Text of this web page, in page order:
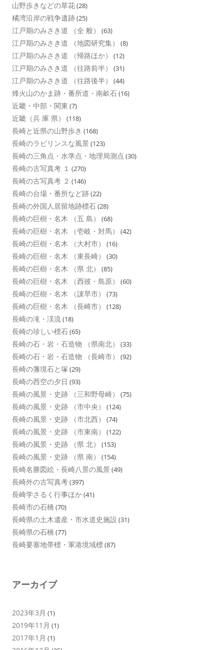
山野歩きなどの草花(28)
橘湾沿岸の戦争遺跡(25)
江戸期のみさき道 （全 般） (63)
江戸期のみさき道 （地図研究集） (8)
江戸期のみさき道 （帰路ほか） (12)
江戸期のみさき道 （往路前半） (31)
江戸期のみさき道 （往路後半） (44)
烽火山のかま跡・番所道・南畝石(16)
近畿・中部・関東 (7)
近畿（兵 庫 県） (118)
長崎と近県の山野歩き (168)
長崎のラビリンスな風景 (123)
長崎の三角点・水準点・地理局測点 (30)
長崎の古写真考 １ (270)
長崎の古写真考 ２ (146)
長崎の台場・番所など跡(22)
長崎の外国人居留地跡標石(28)
長崎の巨樹・名木 （五 島） (68)
長崎の巨樹・名木 （壱岐・対馬） (42)
長崎の巨樹・名木 （大村市） (16)
長崎の巨樹・名木 （東長崎） (30)
長崎の巨樹・名木 （県 北） (85)
長崎の巨樹・名木 （西彼・島原） (60)
長崎の巨樹・名木 （諌早市） (73)
長崎の巨樹・名木 （長崎市） (128)
長崎の滝・渓流(18)
長崎の珍しい標石(65)
長崎の石・岩・石造物 （県南北） (33)
長崎の石・岩・石造物 （長崎市） (92)
長崎の藩境石と塚 (29)
長崎の西空の夕日 (93)
長崎の風景・史跡 （三和野母崎） (75)
長崎の風景・史跡 （市中央） (124)
長崎の風景・史跡 （市北西） (74)
長崎の風景・史跡 （市東南） (122)
長崎の風景・史跡 （県 北） (153)
長崎の風景・史跡 （県 南） (154)
長崎名勝図絵・長崎八景の風景 (49)
長崎外の古写真考(397)
長崎学さるく行事ほか(41)
長崎市の石橋 (70)
長崎県の土木遺産・市水道史施設 (31)
長崎県の石橋 (77)
長崎要塞地帯標・軍港境域標(87)
アーカイブ
2023年3月 (1)
2019年11月 (1)
2017年1月 (1)